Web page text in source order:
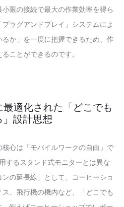
限の接続で最大の作業効率を得ら
ラグアンドプレイ」システムによ
か」を一度に把握できるため、作
ことができるのです。
適化された「どこでも
設計思想
心は「モバイルワークの自由」で
するスタンド式モニターとは異な
の延長線」として、コーヒーショ
、飛行機の機内など、「どこでも